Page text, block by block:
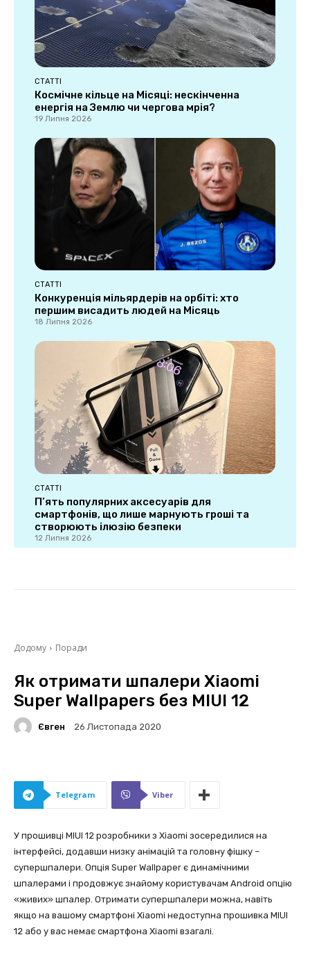
СТАТТІ
Космічне кільце на Місяці: нескінченна
енергія на Землю чи чергова мрія?
19 Липня 2026
СТАТТІ
Конкуренція мільярдерів на орбіті: хто
першим висадить людей на Місяць
18 Липня 2026
СТАТТІ
П’ять популярних аксесуарів для
смартфонів, що лише марнують гроші та
створюють ілюзію безпеки
12 Липня 2026